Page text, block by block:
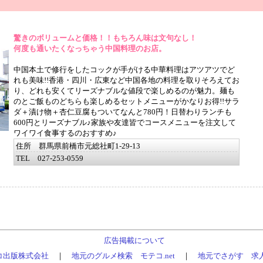
驚きのボリュームと価格！！もちろん味は文句なし！
何度も通いたくなっちゃう中国料理のお店。
中国本土で修行をしたコックが手がける中華料理はアツアツでど
れも美味!!香港・四川・広東など中国各地の料理を取りそろえてお
り、どれも安くてリーズナブルな値段で楽しめるのが魅力。麺も
のとご飯ものどちらも楽しめるセットメニューがかなりお得!!サラ
ダ＋漬け物＋杏仁豆腐もついてなんと780円！日替わりランチも
600円とリーズナブル♪家族や友達皆でコースメニューを注文して
ワイワイ食事するのおすすめ♪
住所 群馬県前橋市元総社町1-29-13
TEL 027-253-0559
広告掲載について
出版株式会社 ｜ 地元のグルメ検索 モテコ.net｜ 地元でさがす 求